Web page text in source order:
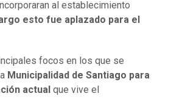
al establecimiento
esto fue aplazado para el
focos en los que se
Municipalidad de Santiago para
actual que vive el